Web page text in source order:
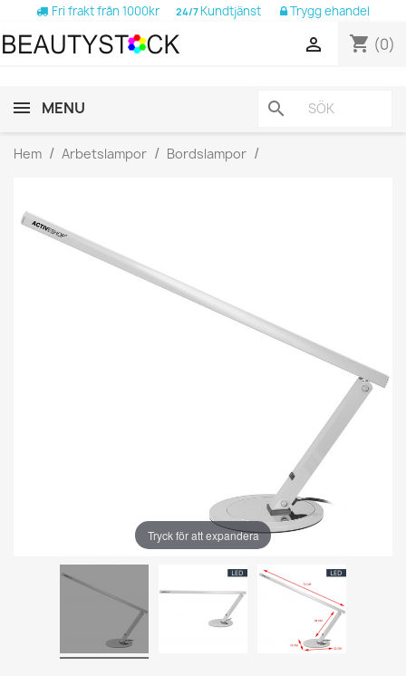
Fri frakt från 1000kr 24/7 Kundtjänst Trygg ehandel
shopping_cart (0)

MENU search
Hem Arbetslampor Bordslampor
Tryck för att expandera